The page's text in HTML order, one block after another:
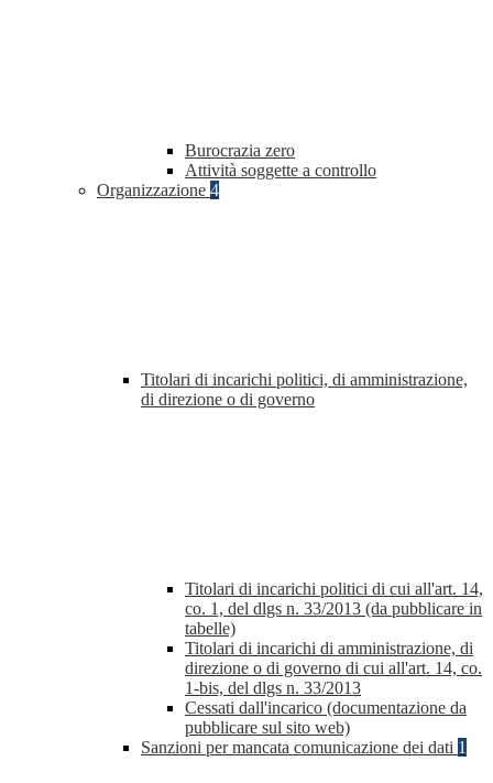
Burocrazia zero
Attività soggette a controllo
Organizzazione 4
Titolari di incarichi politici, di amministrazione,
di direzione o di governo
Titolari di incarichi politici di cui all'art. 14,
co. 1, del dlgs n. 33/2013 (da pubblicare in
tabelle)
Titolari di incarichi di amministrazione, di
direzione o di governo di cui all'art. 14, co.
1-bis, del dlgs n. 33/2013
Cessati dall'incarico (documentazione da
pubblicare sul sito web)
Sanzioni per mancata comunicazione dei dati 1